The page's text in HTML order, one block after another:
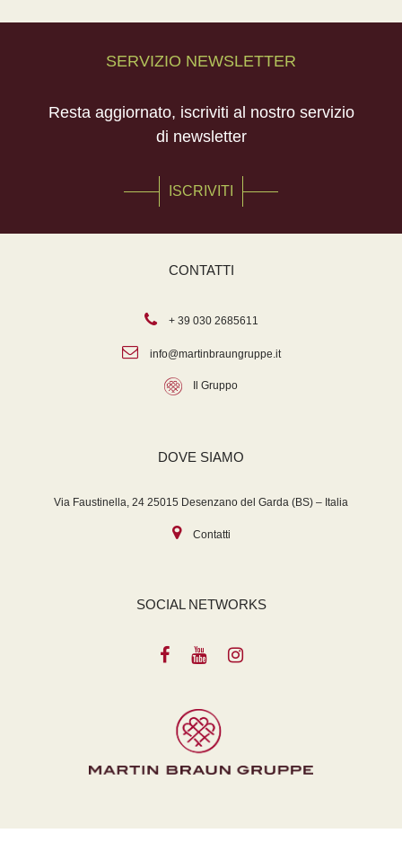
SERVIZIO NEWSLETTER
Resta aggiornato, iscriviti al nostro servizio
di newsletter
ISCRIVITI
CONTATTI
+ 39 030 2685611
info@martinbraungruppe.it
Il Gruppo
DOVE SIAMO
Via Faustinella, 24 25015 Desenzano del Garda (BS) – Italia
Contatti
SOCIAL NETWORKS